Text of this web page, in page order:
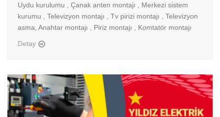
Uydu kurulumu , Çanak anten montajı , Merkezi sistem
kurumu , Televizyon montajı , Tv pirizi montajı , Televizyon
asma, Anahtar montajı , Piriz montajı , Komtatör montajı
Detay